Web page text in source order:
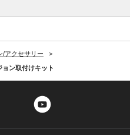
/アクセサリー
ン取付けキット
Twitter